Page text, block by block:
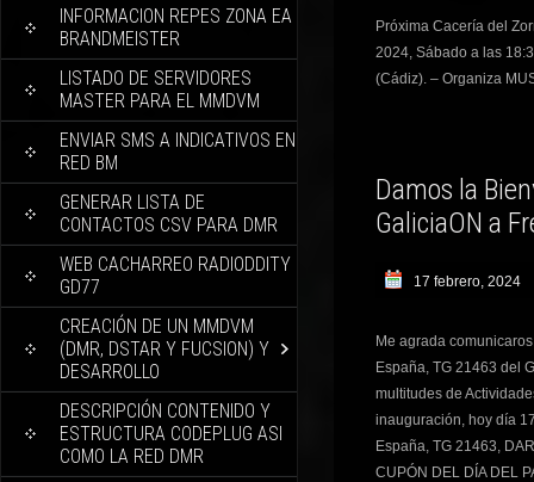
INFORMACION REPES ZONA EA
BRANDMEISTER
LISTADO DE SERVIDORES
MASTER PARA EL MMDVM
ENVIAR SMS A INDICATIVOS EN
RED BM
GENERAR LISTA DE
CONTACTOS CSV PARA DMR
WEB CACHARREO RADIODDITY
GD77
CREACIÓN DE UN MMDVM
(DMR, DSTAR Y FUCSION) Y
DESARROLLO
DESCRIPCIÓN CONTENIDO Y
ESTRUCTURA CODEPLUG ASI
COMO LA RED DMR
Próxima Cacería del
2024, Sábado a las
(Cádiz). – Organiza
Damos la
GaliciaON a
17 febrero, 2024
Me agrada
España, TG 21463 del
multitudes de
inauguración, hoy día
España, TG 21463,
CUPÓN DEL DÍA DEL